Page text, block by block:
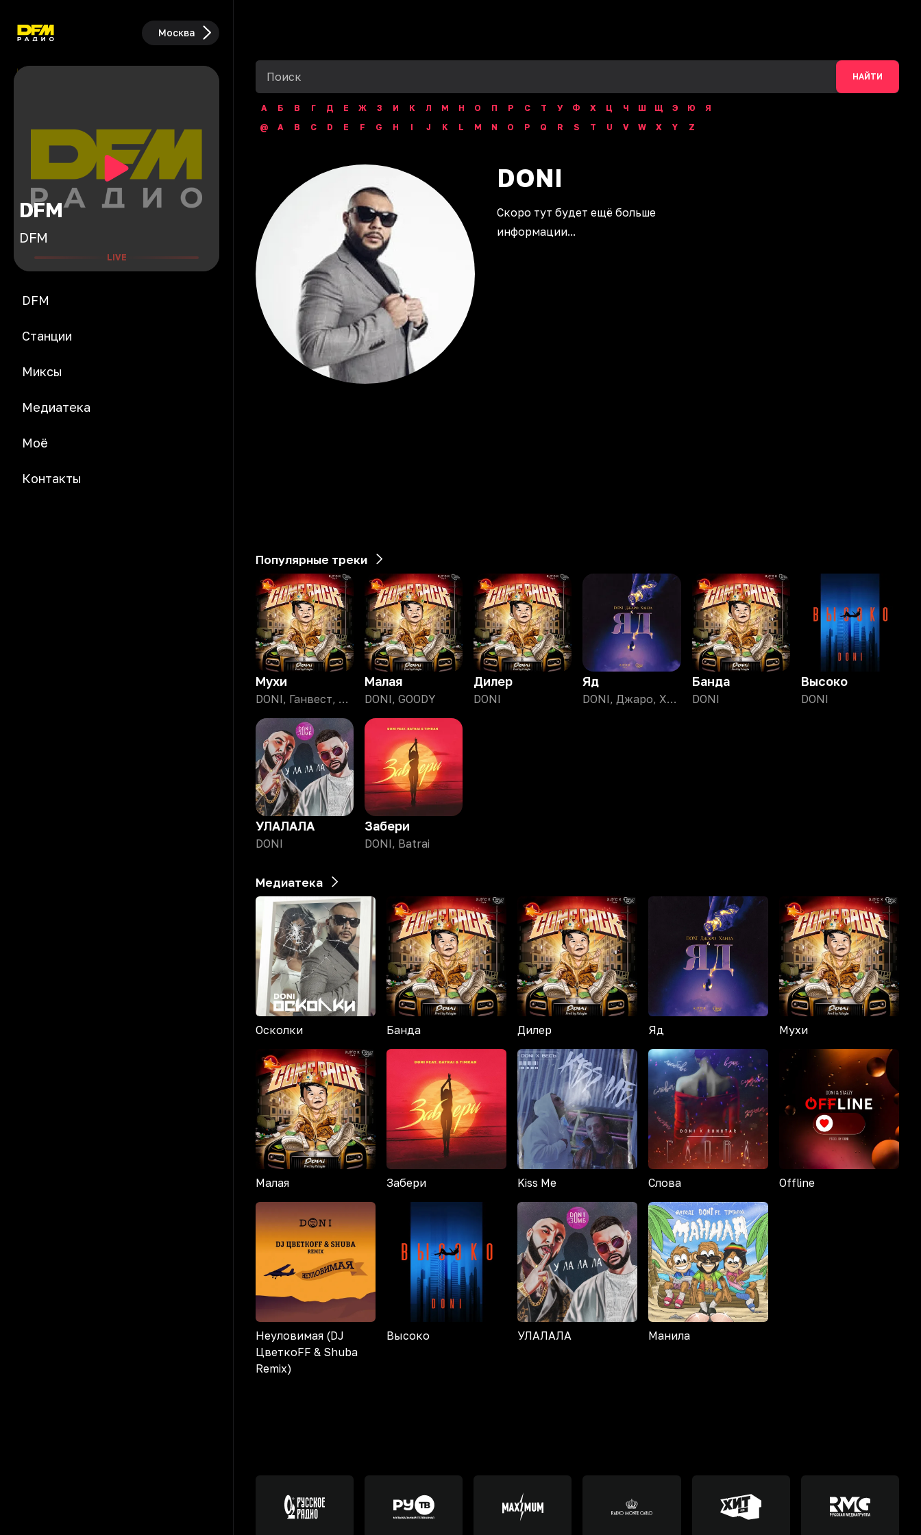
Москва
DFM
DFM
LIVE
DFM
Станции
Миксы
Медиатека
Моё
Контакты
НАЙТИ
А Б В Г Д Е Ж З И К Л М Н О П Р С Т У Ф Х Ц Ч Ш Щ Э Ю
Я
@
A B C D E F G H I J K L M N O P Q R S T U V W X Y Z
DONI
Скоро тут будет ещё больше
информации...
Популярные треки
Мухи
DONI, Ганвест, Молодой Платон
Малая
DONI, GOODY
Дилер
DONI
Яд
DONI, Джаро, ХАНЗА
Банда
DONI
Высоко
DONI
УЛАЛАЛА
DONI
Забери
DONI, Batrai
Медиатека
Осколки Банда Дилер Яд Мухи
Малая Забери Kiss Me Слова Offline
Неуловимая (DJ
ЦветкоFF & Shuba
Remix)
Высоко УЛАЛАЛА Манила